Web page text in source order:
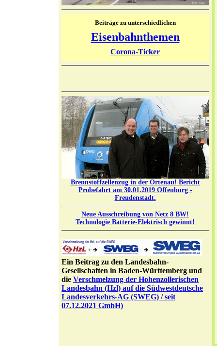
Beiträge zu unterschiedlichen
Eisenbahnthemen
Corona-Ticker
Brennstoffzellenzug in der Ortenau! Bericht
Probefahrt am 30.01.2019 Offenburg -
Freudenstadt.
Neue Ausschreibung von Netz 8 BW!
Technologie Batterie-Elektrisch gewinnt!
Ein Beitrag zu den Landesbahn-
Gesellschaften in Baden-Württemberg und
die Verschmelzung der Hohenzollerischen
Landesbahn (Hzl) auf die Südwestdeutsche
Landesverkehrs-AG (SWEG) / seit
07.12.2021 GmbH)